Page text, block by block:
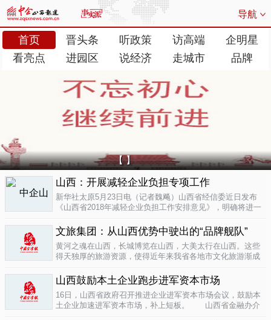
导航
首页 晋头条 听政策 访高端
企明星
看亮点
进园区 说经济 走城市 品牌
【 】
山西：开展减轻企业负担专项工作
新华社太原5月23日电（记者魏飚）山西省经信委近日发布
《山西省2018年减轻企业负担工作安排意见》，明确将进一
大对涉企乱收...
文旅集团：从山西优势中驶出的“品牌舰队”
黄河之魂在山西，长城博览在山西，大美太行在山西。这些
得天独厚的旅游资源，使得近年来我省各地市文化旅游渐成
业培育成...
山西鼓励本土企业跑步进军资本市场
16日，山西省政府召开推进企业进军资本市场会议，鼓励本
土企业加速进军资本市场，补上短板。 山西省金融办介